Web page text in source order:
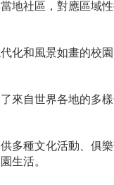
地社區，對應區域
化和風景如畫的校
來自世界各地的多
多種文化活動、俱
生活。